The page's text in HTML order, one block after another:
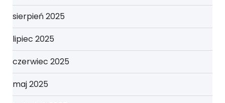
sierpień 2025
lipiec 2025
czerwiec 2025
maj 2025